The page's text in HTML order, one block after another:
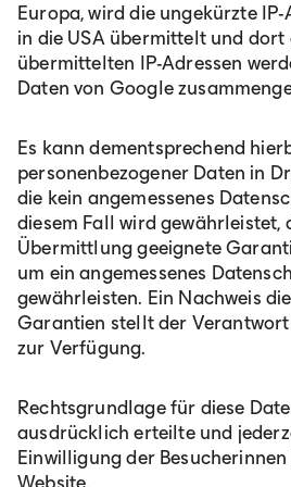
Europa, wird die ungekürzte
in die USA übermittelt und dort
übermittelten IP-Adressen
Daten von Google
Es kann dementsprechend
personenbezogener Daten in
die kein angemessenes
diesem Fall wird gewährleistet,
Übermittlung geeignete
um ein angemessenes
gewährleisten. Ein Nachweis
Garantien stellt der
zur Verfügung.
Rechtsgrundlage für diese
ausdrücklich erteilte und
Einwilligung der
Website.